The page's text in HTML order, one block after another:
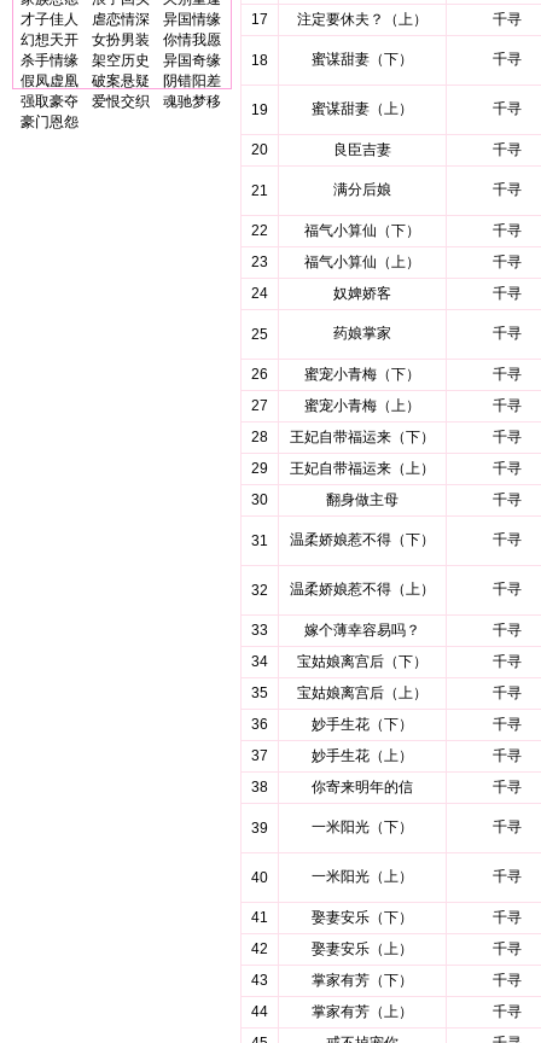
才子佳人
虐恋情深
异国情缘
幻想天开
女扮男装
你情我愿
杀手情缘
架空历史
异国奇缘
假凤虚凰
破案悬疑
阴错阳差
强取豪夺
爱恨交织
魂驰梦移
豪门恩怨
17
注定要休夫？（上） 千寻
18 蜜谋甜妻（下） 千寻
19 蜜谋甜妻（上） 千寻
20 良臣吉妻 千寻
21 满分后娘 千寻
22 福气小算仙（下）
千寻
23
福气小算仙（上）
千寻
24
奴婢娇客 千寻
25 药娘掌家 千寻
26 蜜宠小青梅（下）
千寻
27
蜜宠小青梅（上）
千寻
28
王妃自带福运来（下）
千寻
29
王妃自带福运来（上）
千寻
30
翻身做主母 千寻
31 温柔娇娘惹不得（下） 千寻
32 温柔娇娘惹不得（上） 千寻
33 嫁个薄幸容易吗？
千寻
34
宝姑娘离宫后（下）
千寻
35
宝姑娘离宫后（上）
千寻
36
妙手生花（下）
千寻
37
妙手生花（上）
千寻
38
你寄来明年的信 千寻
39 一米阳光（下） 千寻
40 一米阳光（上） 千寻
41 娶妻安乐（下）
千寻
42
娶妻安乐（上）
千寻
43
掌家有芳（下）
千寻
44
掌家有芳（上）
千寻